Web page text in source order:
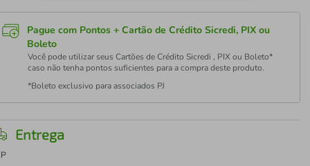
Pague com Pontos + Cartão de Crédito Sicredi, PIX ou
Boleto
Você pode utilizar seus Cartões de Crédito Sicredi , PIX ou Boleto*
caso não tenha pontos suficientes para a compra deste produto.
*Boleto exclusivo para associados PJ
Entrega